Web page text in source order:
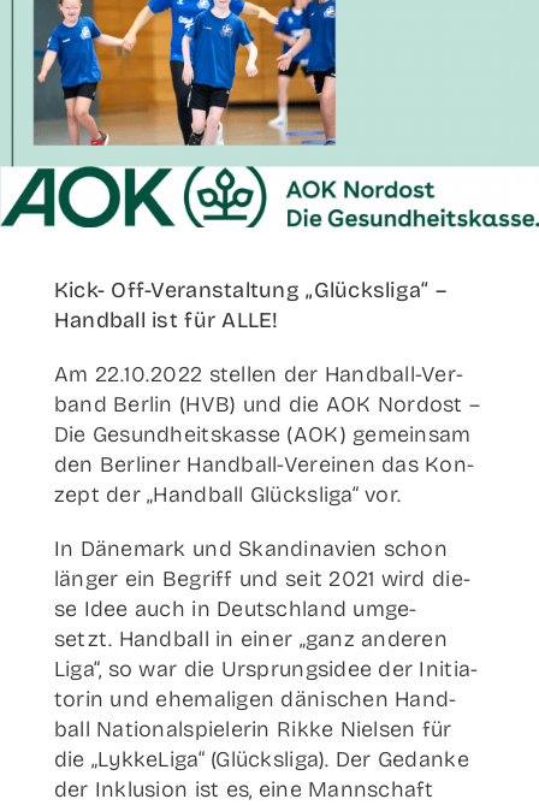
Kick- Off-Ver­­an­stal­­tung „Glücks­li­ga“ –
Hand­ball ist für ALLE!
Am 22.10.2022 stel­len der Han­d­­ball-Ver­­­
band Ber­lin (HVB) und die AOK Nord­ost –
Die Gesund­heits­kas­se (AOK) gemein­sam
den Ber­li­ner Han­d­­ball-Ver­­ei­­nen das Kon­
zept der „Hand­ball Glücks­li­ga“ vor.
In Däne­mark und Skan­di­na­vi­en schon
län­ger ein Begriff und seit 2021 wird die­
se Idee auch in Deutsch­land umge­
setzt. Hand­ball in einer „ganz ande­ren
Liga“, so war die Ursprungs­idee der Initia­
to­rin und ehe­ma­li­gen däni­schen Hand­
ball Natio­nal­spie­le­rin Rik­ke Niel­sen für
die „Lykke­Li­ga“ (Glücks­li­ga). Der Gedan­ke
der Inklu­si­on ist es, eine Mann­schaft